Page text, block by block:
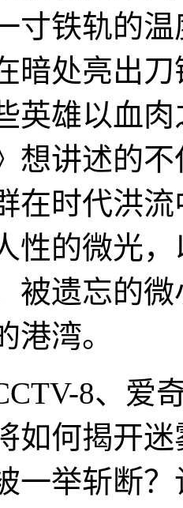
寸铁轨的
暗处亮出
英雄以血
想讲述的
在时代洪
性的微光
被遗忘的
港湾。
8、爱
如何揭开
一举斩断